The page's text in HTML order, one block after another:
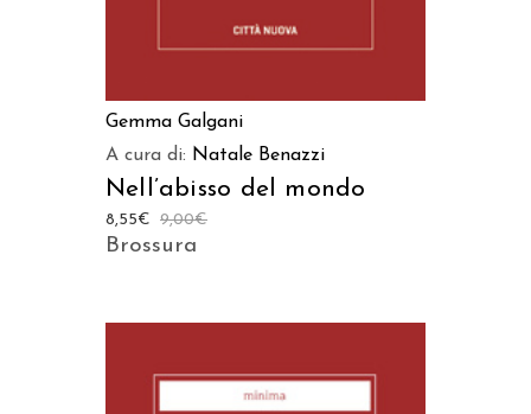
Gemma Galgani
A cura di: Natale Benazzi
Nell’abisso del mondo
9,00€
8,55€
Brossura